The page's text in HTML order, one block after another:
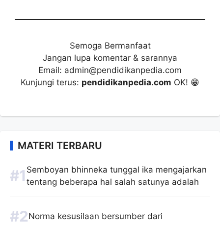
Semoga Bermanfaat
Jangan lupa komentar & sarannya
Email: admin@pendidikanpedia.com
Kunjungi terus: pendidikanpedia.com OK! 😁
MATERI TERBARU
Semboyan bhinneka tunggal ika mengajarkan
tentang beberapa hal salah satunya adalah
Norma kesusilaan bersumber dari